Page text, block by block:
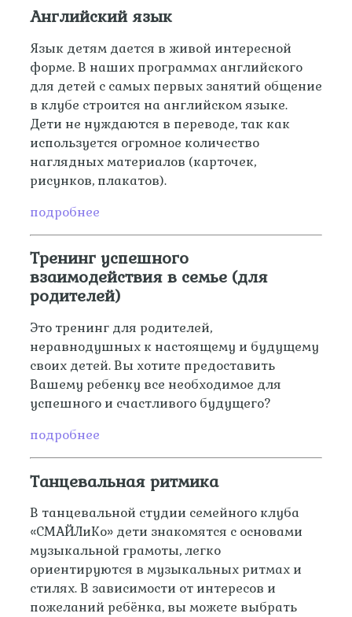
Английский язык
Язык детям дается в живой интересной
форме. В наших программах английского
для детей с самых первых занятий общение
в клубе строится на английском языке.
Дети не нуждаются в переводе, так как
используется огромное количество
наглядных материалов (карточек,
рисунков, плакатов).
подробнее
Тренинг успешного
взаимодействия в семье (для
родителей)
Это тренинг для родителей,
неравнодушных к настоящему и будущему
своих детей. Вы хотите предоставить
Вашему ребенку все необходимое для
успешного и счастливого будущего?
подробнее
Танцевальная ритмика
В танцевальной студии семейного клуба
«СМАЙЛиКо» дети знакомятся с основами
музыкальной грамоты, легко
ориентируются в музыкальных ритмах и
стилях. В зависимости от интересов и
пожеланий ребёнка, вы можете выбрать